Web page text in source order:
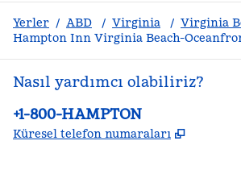
Yerler / ABD / Virginia / Virginia
Hampton Inn Virginia Beach-
Nasıl yardımcı olabiliriz?
Telefon:
+1-800-HAMPTON
Küresel telefon numaraları ,